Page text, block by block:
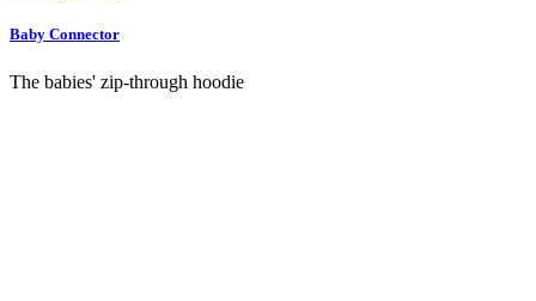
Baby Connector
The babies' zip-through hoodie